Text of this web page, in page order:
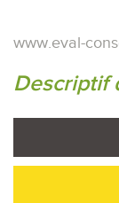
www.eval-